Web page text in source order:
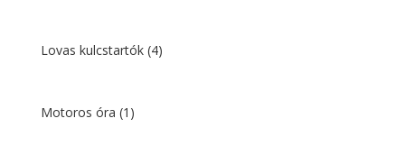
Lovas kulcstartók (4)
Motoros óra (1)